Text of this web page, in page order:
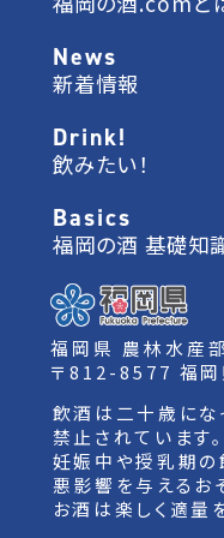
News
新着情報
Drink!
飲みたい！
Basics
福岡の酒 基礎知
福岡県 農林水産
〒812-8577 福
飲酒は二十歳にな
禁止されています。
妊娠中や授乳期の
悪影響を与えるお
お酒は楽しく適量